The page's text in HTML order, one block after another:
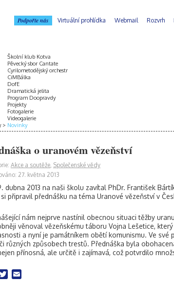
Podpořte nás Virtuální prohlídka Webmail Rozvrh
Školní klub Kotva
Pěvecký sbor Cantate
Cyrilometodějský orchestr
CiMBálka
DofE
Dramatická jelita
Program Doopravdy
Projekty
Fotogalerie
Videogalerie
Novinky
o uranovém vězeňství
Akce a soutěže, Společenské vědy
27. května 2013
dubna 2013 na naši školu zavítal PhDr. František
si připravil přednášku na téma Uranové vězeňství v
nám nejprve nastínil obecnou situaci těžby
věnoval vězeňskému táboru Vojna Lešetice,
a nyní je památníkem obětí komunismu. Ve
různých způsobech trestů. Přednáška byla
přínosná, ale určitě i zajímavá, což potvrdilo
Twitter